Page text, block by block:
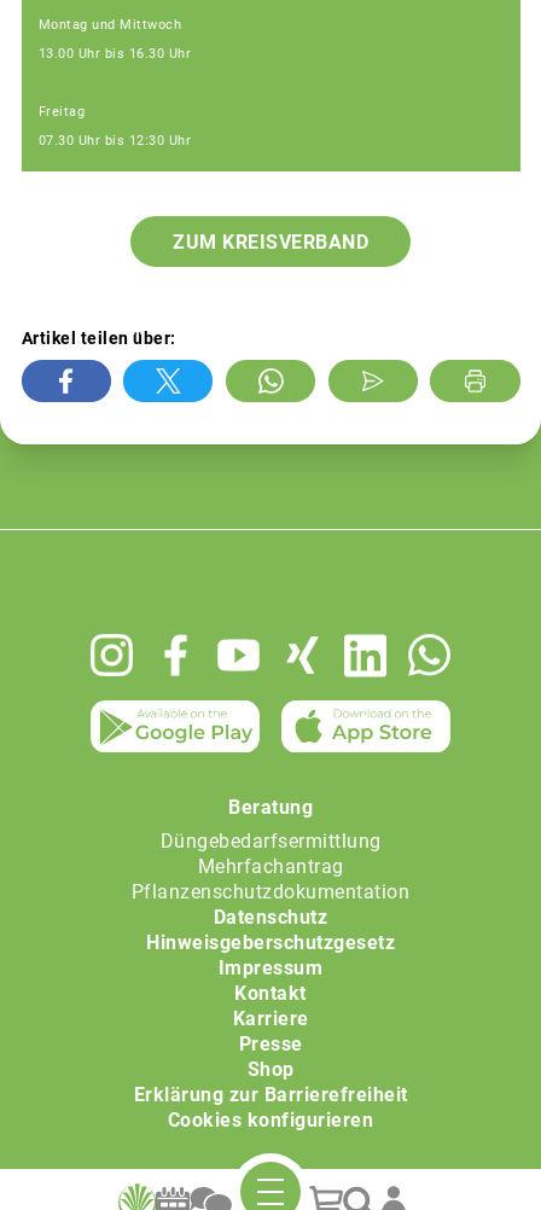
Montag und Mittwoch
13.00 Uhr bis 16.30 Uhr
Freitag
07.30 Uhr bis 12:30 Uhr
ZUM KREISVERBAND
Artikel teilen über:
Beratung
Düngebedarfsermittlung
Mehrfachantrag
Pflanzenschutzdokumentation
Datenschutz
Hinweisgeberschutzgesetz
Impressum
Kontakt
Karriere
Presse
Shop
Erklärung zur Barrierefreiheit
Cookies konfigurieren